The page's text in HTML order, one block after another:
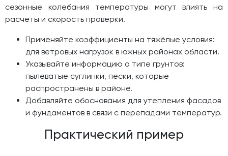
сезонные колебания температуры могут влиять на
расчёты и скорость проверки.
Применяйте коэффициенты на тяжёлые условия:
для ветровых нагрузок в южных районах области.
Указывайте информацию о типе грунтов:
пылеватые суглинки, пески, которые
распространены в районе.
Добавляйте обоснования для утепления фасадов
и фундаментов в связи с перепадами температур.
Практический пример